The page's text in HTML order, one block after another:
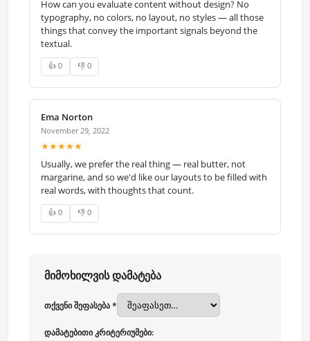
How can you evaluate content without design? No
typography, no colors, no layout, no styles — all those
things that convey the important signals beyond the
textual.
👍 0 👎 0
Ema Norton
November 29, 2022
★★★★★
Usually, we prefer the real thing — real butter, not
margarine, and so we'd like our layouts to be filled with
real words, with thoughts that count.
👍 0 👎 0
მიმოხილვის დამატება
თქვენი შეფასება *
დამატებითი კრიტერიუმები: